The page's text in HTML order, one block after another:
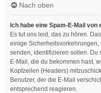
Nach oben
Ich habe eine Spam-E-Mail
Es tut uns leid, das zu hören.
einige
senden, identifizieren sollen. Du
E-Mail, die du bekommen hast,
Kopfzeilen (Headers)
Benutzer, der die E-Mail
entsprechend reagieren.